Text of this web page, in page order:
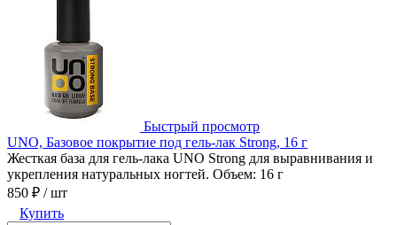
Быстрый просмотр
UNO, Базовое покрытие под гель-лак Strong, 16 г
Жесткая база для гель-лака UNO Strong для выравнивания и
укрепления натуральных ногтей. Объем: 16 г
850 ₽ / шт
Купить